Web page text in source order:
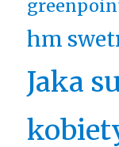
hm
Jaka